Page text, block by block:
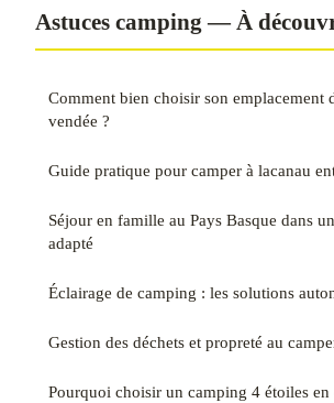
Astuces camping — À
Comment bien choisir son emplacement
vendée ?
Guide pratique pour camper à lacanau
Séjour en famille au Pays Basque dans
adapté
Éclairage de camping : les solutions
Gestion des déchets et propreté au
Pourquoi choisir un camping 4 étoiles en